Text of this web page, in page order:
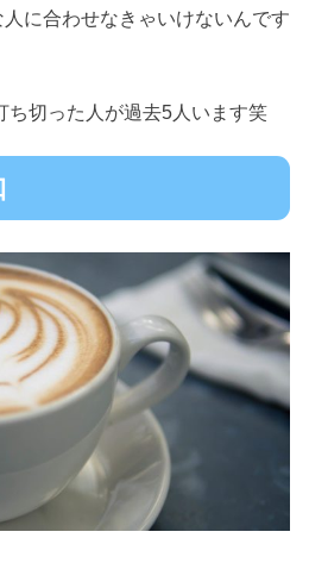
に合わせなきゃいけないんです
ち切った人が過去5人います笑